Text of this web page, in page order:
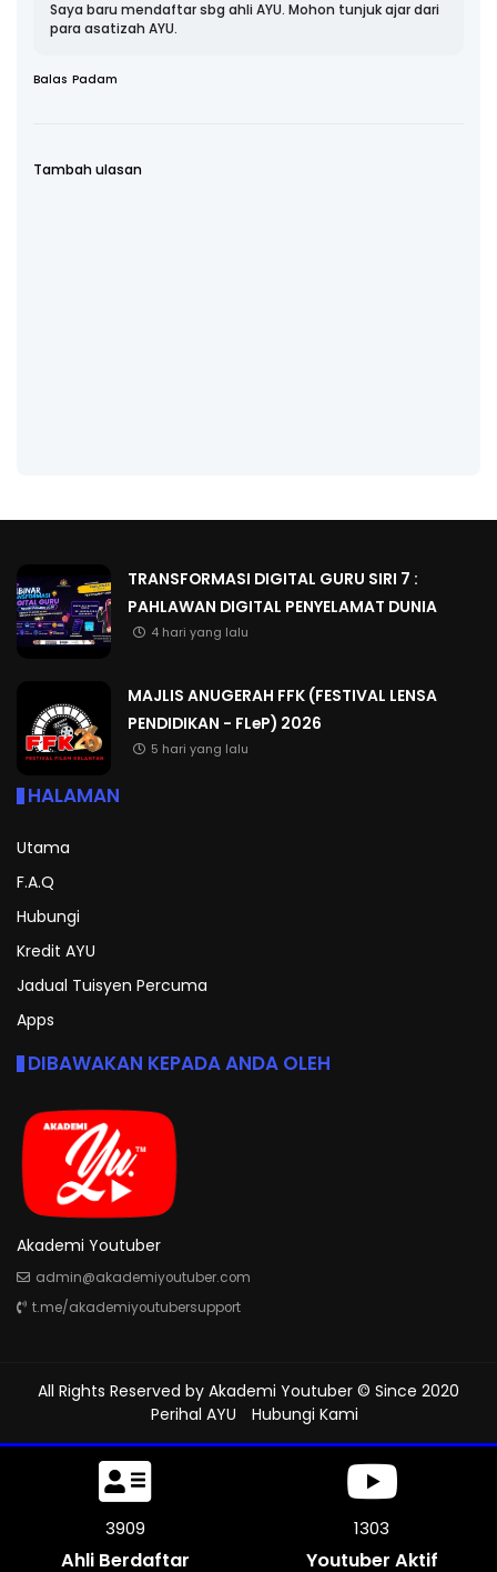
Saya baru mendaftar sbg ahli AYU. Mohon tunjuk ajar dari
para asatizah AYU.
Balas Padam
Tambah ulasan
TRANSFORMASI DIGITAL GURU SIRI 7 :
PAHLAWAN DIGITAL PENYELAMAT DUNIA
4 hari yang lalu
MAJLIS ANUGERAH FFK (FESTIVAL LENSA
PENDIDIKAN - FLeP) 2026
5 hari yang lalu
HALAMAN
Utama
F.A.Q
Hubungi
Kredit AYU
Jadual Tuisyen Percuma
Apps
DIBAWAKAN KEPADA ANDA OLEH
Akademi Youtuber
admin@akademiyoutuber.com
t.me/akademiyoutubersupport
All Rights Reserved by Akademi Youtuber © Since 2020
Perihal AYU
Hubungi Kami
4098
Ahli Berdaftar
1312
Youtuber Aktif